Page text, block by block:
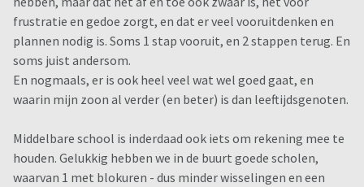
ik het ook heel vermoeiend. En is het ook zaak om te letten
dat de aandacht voor mijn zoon niet ten koste gaat van de
aandacht voor zijn broer en zus.
Tegelijkertijd besef ik me ook dat hij ook zijn best doet, en
hij het ook niet kan helpen dat alles wat lastiger gaat. En dat
hij uiteraard ook heel veel dingen heeft die goed gaan en
Positief is ook dat mijn man en ik goed op een lijn zitten.
School denkt ook mee, dus dat is fijn.
frustratie en gedoe zorgt, en dat er veel vooruitdenken en
plannen nodig is. Soms 1 stap vooruit, en 2 stappen terug. En
soms juist andersom.
En nogmaals, er is ook heel veel wat wel goed gaat, en
waarin mijn zoon al verder (en beter) is dan leeftijdsgenoten.
Middelbare school is inderdaad ook iets om rekening mee te
houden. Gelukkig hebben we in de buurt goede scholen,
waarvan 1 met blokuren - dus minder wisselingen en een